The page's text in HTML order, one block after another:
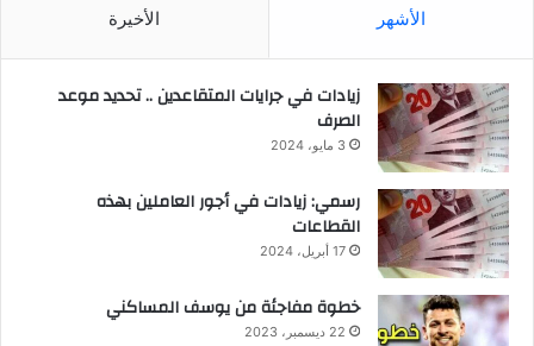
الأشهر الأخيرة
زيادات في جرايات المتقاعدين .. تحديد موعد
الصرف
3 مايو، 2024
رسمي: زيادات في أجور العاملين بهذه
القطاعات
17 أبريل، 2024
خطوة مفاجئة من يوسف المساكني
22 ديسمبر، 2023